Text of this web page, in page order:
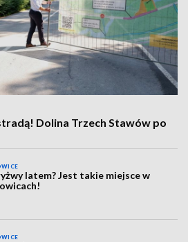
Dolina Trzech Stawów po
latem? Jest takie miejsce w